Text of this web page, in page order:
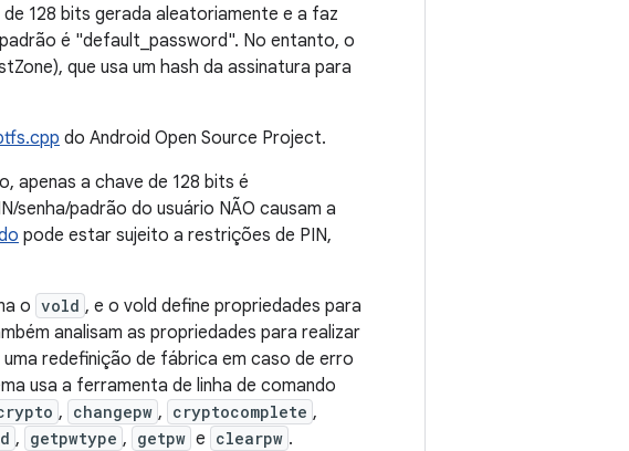
128 bits gerada aleatoriamente e a faz
é "default_password". No entanto, o
que usa um hash da assinatura para
do Android Open Source Project.
apenas a chave de 128 bits é
senha/padrão do usuário NÃO causam a
pode estar sujeito a restrições de PIN,
o vold , e o vold define propriedades para
analisam as propriedades para realizar
redefinição de fábrica em caso de erro
usa a ferramenta de linha de comando
, changepw , cryptocomplete ,
, getpwtype , getpw e clearpw .